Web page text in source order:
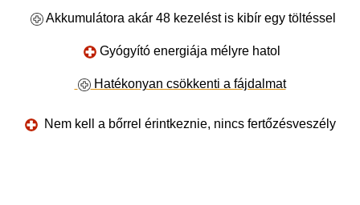
Akkumulátora akár 48 kezelést is kibír egy töltéssel
Gyógyító energiája mélyre hatol
Hatékonyan csökkenti a fájdalmat
Nem kell a bőrrel érintkeznie, nincs fertőzésveszély